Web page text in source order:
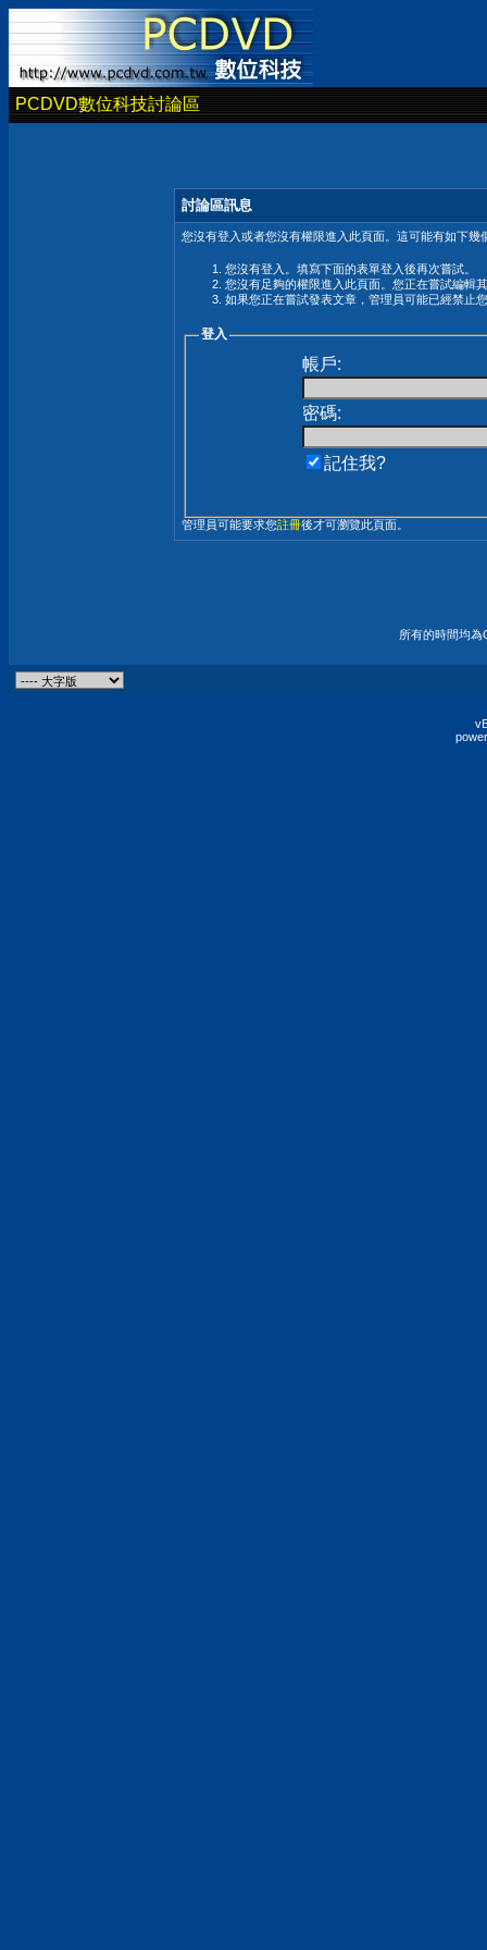
PCDVD數位科技討論區
討論區訊息
您沒有登入或者您沒有權限進入此頁面。這可能有如下幾
您沒有登入。填寫下面的表單登入後再次嘗試。
您沒有足夠的權限進入此頁面。您正在嘗試編輯
如果您正在嘗試發表文章，管理員可能已經禁止
登入
帳戶:
密碼:
記住我?
管理員可能要求您註冊後才可瀏覽此頁面。
所有的時間均為